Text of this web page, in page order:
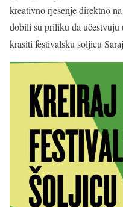
kreativno rješenje direktno
dobili su priliku da
krasiti festivalsku šoljicu